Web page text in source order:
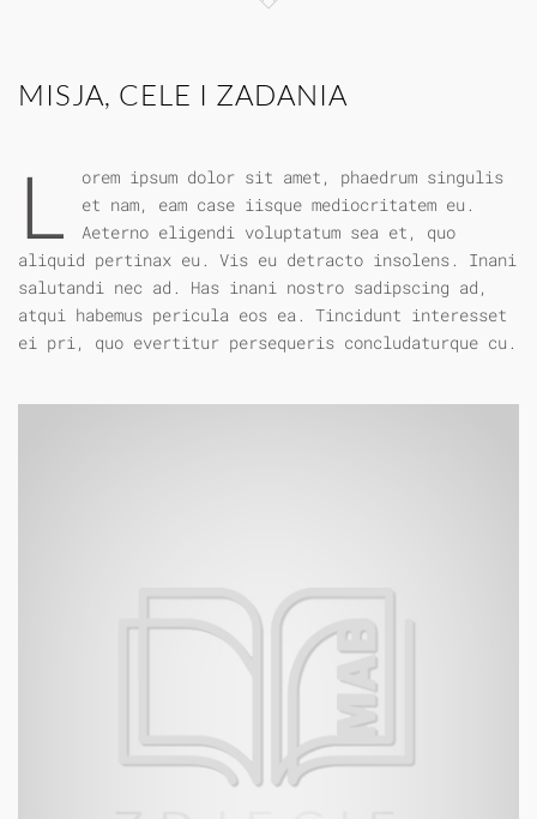
MISJA, CELE I ZADANIA
L
orem ipsum dolor sit amet, phaedrum singulis
et nam, eam case iisque mediocritatem eu.
Aeterno eligendi voluptatum sea et, quo
aliquid pertinax eu. Vis eu detracto insolens. Inani
salutandi nec ad. Has inani nostro sadipscing ad,
atqui habemus pericula eos ea. Tincidunt interesset
ei pri, quo evertitur persequeris concludaturque cu.